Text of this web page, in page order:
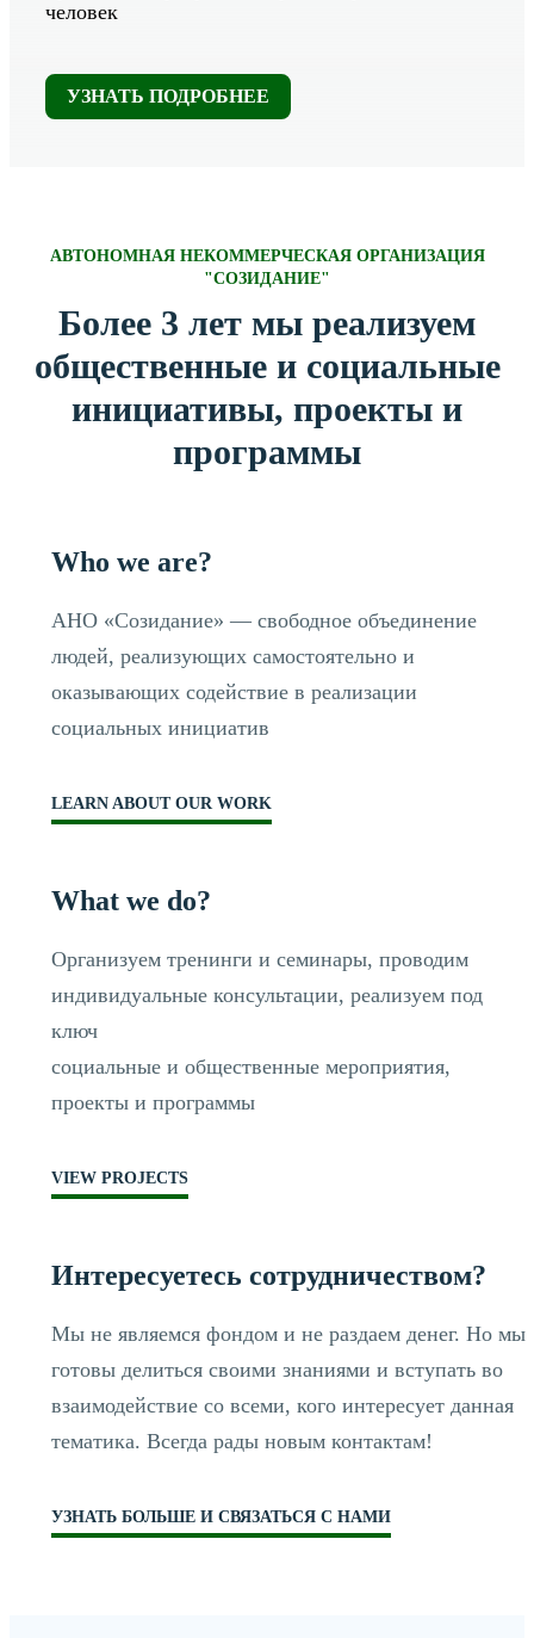
человек
УЗНАТЬ ПОДРОБНЕЕ
АВТОНОМНАЯ НЕКОММЕРЧЕСКАЯ ОРГАНИЗАЦИЯ
"СОЗИДАНИЕ"
Более 3 лет мы реализуем
общественные и социальные
инициативы, проекты и
программы
Who we are?
АНО «Созидание» — свободное объединение
людей, реализующих самостоятельно и
оказывающих содействие в реализации
социальных инициатив
LEARN ABOUT OUR WORK
What we do?
Организуем тренинги и семинары, проводим
индивидуальные консультации, реализуем под
ключ
социальные и общественные мероприятия,
проекты и программы
VIEW PROJECTS
Интересуетесь сотрудничеством?
Мы не являемся фондом и не раздаем денег. Но мы
готовы делиться своими знаниями и вступать во
взаимодействие со всеми, кого интересует данная
тематика. Всегда рады новым контактам!
УЗНАТЬ БОЛЬШЕ И СВЯЗАТЬСЯ С НАМИ